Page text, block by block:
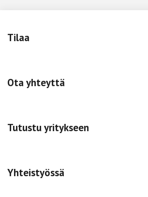
Tilaa
Ota yhteyttä
Tutustu yritykseen
Yhteistyössä